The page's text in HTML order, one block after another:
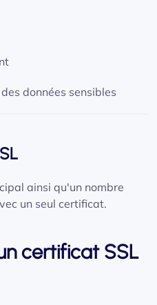
données sensibles
ainsi qu'un nombre
un seul certificat.
certificat SSL